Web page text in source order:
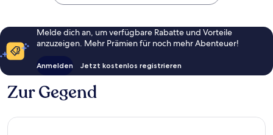
Melde dich an, um verfügbare Rabatte und Vorteile
anzuzeigen. Mehr Prämien für noch mehr Abenteuer!
Anmelden Jetzt kostenlos registrieren
Zur Gegend